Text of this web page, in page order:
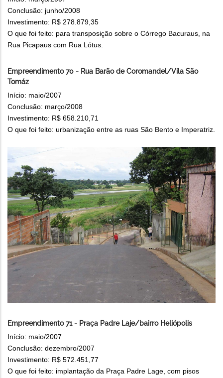
Conclusão: junho/2008
Investimento: R$ 278.879,35
O que foi feito: para transposição sobre o Córrego Bacuraus, na
Rua Picapaus com Rua Lótus.
Empreendimento 70 - Rua Barão de Coromandel/Vila São
Tomáz
Início: maio/2007
Conclusão: março/2008
Investimento: R$ 658.210,71
O que foi feito: urbanização entre as ruas São Bento e Imperatriz.
Empreendimento 71 - Praça Padre Laje/bairro Heliópolis
Início: maio/2007
Conclusão: dezembro/2007
Investimento: R$ 572.451,77
O que foi feito: implantação da Praça Padre Lage, com pisos